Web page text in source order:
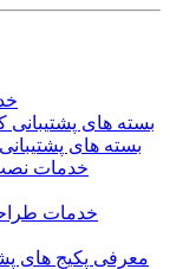
بسته های
بسته های
خدمات
خدمات
معرفی پکیج های